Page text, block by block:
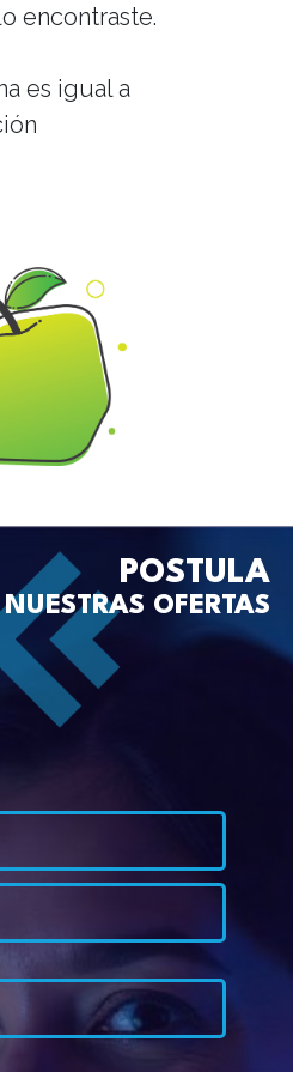
encontraste.
es igual a
POSTULA
OFERTAS